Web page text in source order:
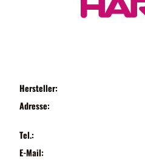
Hersteller:
Adresse:
Tel.:
E-Mail: